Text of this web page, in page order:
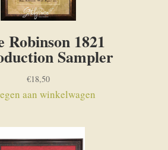
Robinson 1821
Sampler
€18,50
aan winkelwagen